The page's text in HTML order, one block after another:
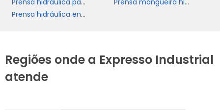
Prensa hidráulica para papelão
Prensa mangueira hidráulica
Prensa hidráulica enfardadeira
Regiões onde a Expresso Industrial
atende